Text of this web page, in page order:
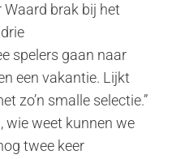
Waard brak bij het
spelers gaan naar
een vakantie. Lijkt
zo’n smalle selectie.”
wie weet kunnen we
twee keer